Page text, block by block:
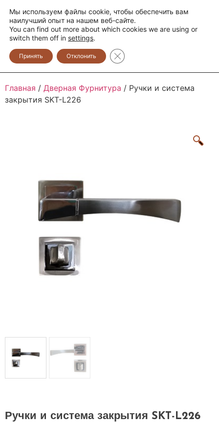
+373 600 888 33 +373 600 888 44
0
Главная / Дверная Фурнитура / Ручки и система
закрытия SKT-L226
Ручки и система закрытия SKT-L226
Мы используем файлы cookie, чтобы обеспечить вам
наилучший опыт на нашем веб-сайте.
You can find out more about which cookies we are using or
switch them off in settings.
Принять Отклонить Закрыть баннер cookie GDPR